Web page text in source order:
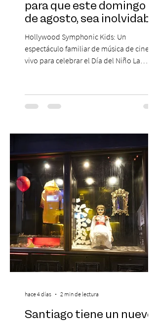
para que este domingo 09
de agosto, sea inolvidable
Hollywood Symphonic Kids: Un
espectáculo familiar de música de cine en
vivo para celebrar el Día del Niño La
musical única e inolvidable con motivo del
Día del Niño. El espectáculo Hollywood
de todos los tiempos en un concierto en
sinfónica en pleno, coro y una
sorprendente puesta en escena pensada
especialmente pa
Santiago tiene un nuevo
hace 4 días 2 min de lectura